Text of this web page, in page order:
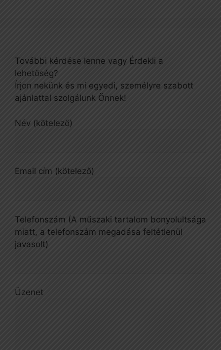
További kérdése lenne vagy Érdekli a
lehetőség?
Írjon nekünk és mi egyedi, személyre szabott
ajánlattal szolgálunk Önnek!
Név (kötelező)
Email cím (kötelező)
Telefonszám (A műszaki tartalom bonyolultsága
miatt, a telefonszám megadása feltétlenül
javasolt)
Üzenet